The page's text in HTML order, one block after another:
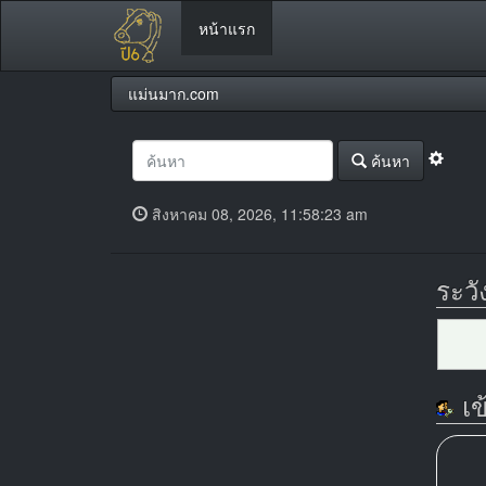
หน้าแรก
แม่นมาก.com
ค้นหา
สิงหาคม 08, 2026, 11:58:23 am
ระวั
เ